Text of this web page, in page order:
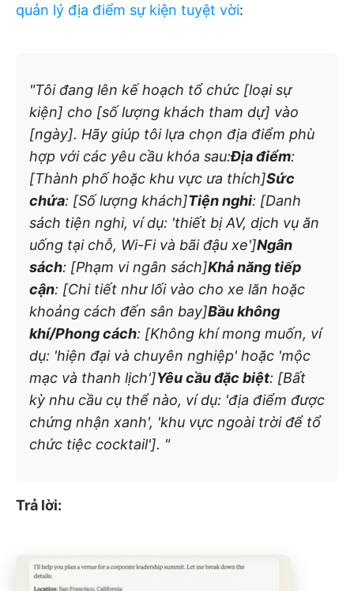
quản lý địa điểm sự kiện tuyệt vời:
"Tôi đang lên kế hoạch tổ chức [loại sự
kiện] cho [số lượng khách tham dự] vào
[ngày]. Hãy giúp tôi lựa chọn địa điểm phù
hợp với các yêu cầu khóa sau:Địa điểm:
[Thành phố hoặc khu vực ưa thích]Sức
chứa: [Số lượng khách]Tiện nghi: [Danh
sách tiện nghi, ví dụ: 'thiết bị AV, dịch vụ ăn
uống tại chỗ, Wi-Fi và bãi đậu xe']Ngân
sách: [Phạm vi ngân sách]Khả năng tiếp
cận: [Chi tiết như lối vào cho xe lăn hoặc
khoảng cách đến sân bay]Bầu không
khí/Phong cách: [Không khí mong muốn, ví
dụ: 'hiện đại và chuyên nghiệp' hoặc 'mộc
mạc và thanh lịch']Yêu cầu đặc biệt: [Bất
kỳ nhu cầu cụ thể nào, ví dụ: 'địa điểm được
chứng nhận xanh', 'khu vực ngoài trời để tổ
chức tiệc cocktail']. "
Trả lời: